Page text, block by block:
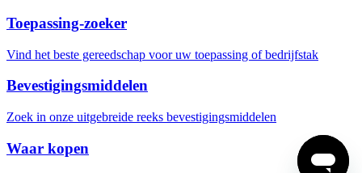
Toepassing-zoeker
Vind het beste gereedschap voor uw toepassing of bedrijfstak
Bevestigingsmiddelen
Zoek in onze uitgebreide reeks bevestigingsmiddelen
Waar kopen